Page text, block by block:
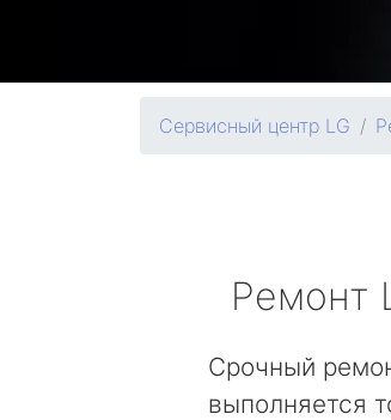
Сервисный центр LG
Ремонт
Срочный
выполняется